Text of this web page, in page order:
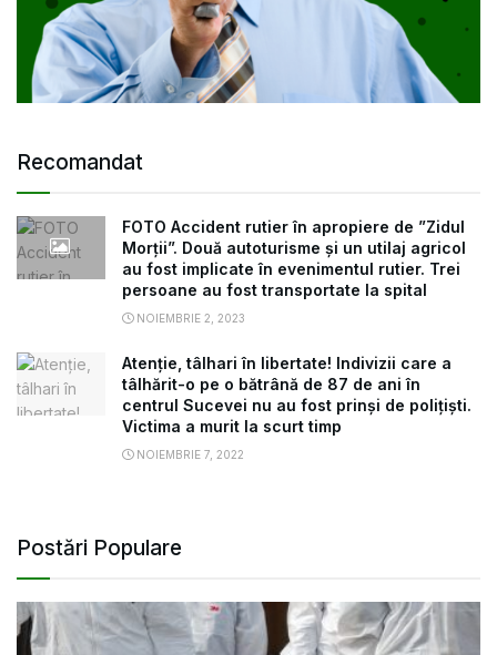
Recomandat
FOTO Accident rutier în apropiere de ”Zidul
Morții”. Două autoturisme și un utilaj agricol
au fost implicate în evenimentul rutier. Trei
persoane au fost transportate la spital
NOIEMBRIE 2, 2023
Atenție, tâlhari în libertate! Indivizii care a
tâlhărit-o pe o bătrână de 87 de ani în
centrul Sucevei nu au fost prinși de polițiști.
Victima a murit la scurt timp
NOIEMBRIE 7, 2022
Postări Populare